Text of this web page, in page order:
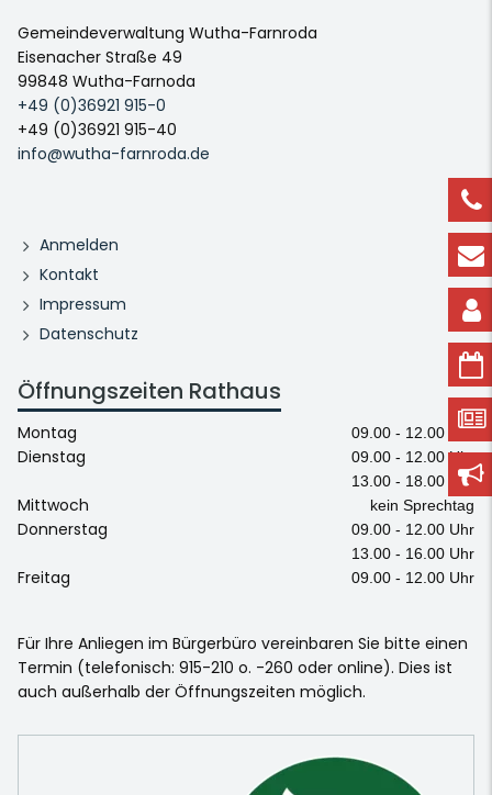
Gemeindeverwaltung Wutha-Farnroda
Eisenacher Straße 49
99848 Wutha-Farnoda
+49 (0)36921 915-0
+49 (0)36921 915-40
info@wutha-farnroda.de
Anmelden
Kontakt
Impressum
Datenschutz
Öffnungszeiten Rathaus
Montag 09.00 - 12.00 Uhr
Dienstag
09.00 - 12.00 Uhr
13.00 - 18.00 Uhr
Mittwoch kein Sprechtag
Donnerstag
09.00 - 12.00 Uhr
13.00 - 16.00 Uhr
Freitag 09.00 - 12.00 Uhr
Für Ihre Anliegen im Bürgerbüro vereinbaren Sie bitte einen
Termin (telefonisch: 915-210 o. -260 oder online). Dies ist
auch außerhalb der Öffnungszeiten möglich.